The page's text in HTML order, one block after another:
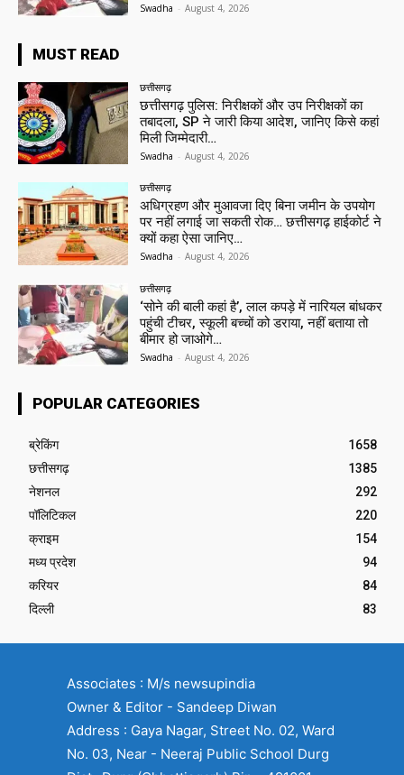
Swadha - August 4, 2026
MUST READ
छत्तीसगढ़
छत्तीसगढ़ पुलिस: निरीक्षकों और उप निरीक्षकों का
तबादला, SP ने जारी किया आदेश, जानिए किसे कहां
मिली जिम्मेदारी…
Swadha - August 4, 2026
छत्तीसगढ़
अधिग्रहण और मुआवजा दिए बिना जमीन के उपयोग
पर नहीं लगाई जा सकती रोक… छत्तीसगढ़ हाईकोर्ट ने
क्यों कहा ऐसा जानिए…
Swadha - August 4, 2026
छत्तीसगढ़
‘सोने की बाली कहां है’, लाल कपड़े में नारियल बांधकर
पहुंची टीचर, स्कूली बच्चों को डराया, नहीं बताया तो
बीमार हो जाओगे…
Swadha - August 4, 2026
POPULAR CATEGORIES
ब्रेकिंग
1658
छत्तीसगढ़
1385
नेशनल
292
पॉलिटिकल
220
क्राइम
154
मध्य प्रदेश
94
करियर
84
दिल्ली
83
Associates : M/s newsupindia
Owner & Editor - Sandeep Diwan
Address : Gaya Nagar, Street No. 02, Ward
No. 03, Near - Neeraj Public School Durg